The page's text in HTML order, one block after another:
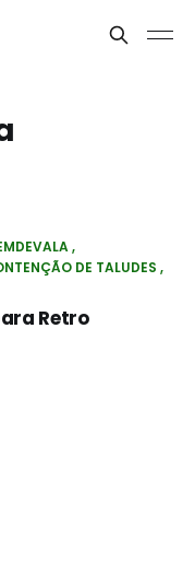
DE TALUDES
Retro